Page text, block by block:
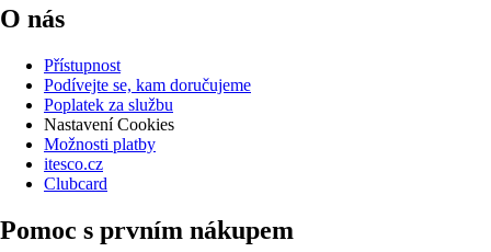
O nás
Přístupnost
Podívejte se, kam doručujeme
Poplatek za službu
Nastavení Cookies
Možnosti platby
itesco.cz
Clubcard
Pomoc s prvním nákupem